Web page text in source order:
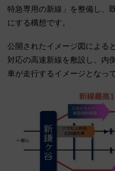
特急専用の新線」を整備し、
にする構想です。
公開されたイメージ図による
対応の高速新線を敷設し、内
車が走行するイメージとなっ